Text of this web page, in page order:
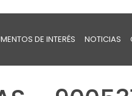
DE INTERÉS NOTICIAS